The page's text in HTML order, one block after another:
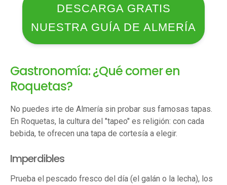
DESCARGA GRATIS
NUESTRA GUÍA DE ALMERÍA
Gastronomía: ¿Qué comer en
Roquetas?
No puedes irte de Almería sin probar sus famosas tapas.
En Roquetas, la cultura del "tapeo" es religión: con cada
bebida, te ofrecen una tapa de cortesía a elegir.
Imperdibles
Prueba el pescado fresco del día (el galán o la lecha), los